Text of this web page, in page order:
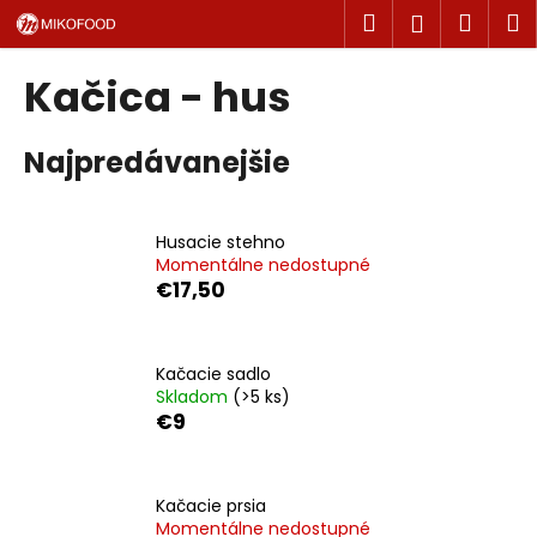
Prejsť
na
obsah
Hľadať
Kačica - hus
Najpredávanejšie
Husacie stehno
Momentálne nedostupné
€17,50
Kačacie sadlo
Skladom (>5 ks)
€9
Kačacie prsia
Momentálne nedostupné
K
o
o